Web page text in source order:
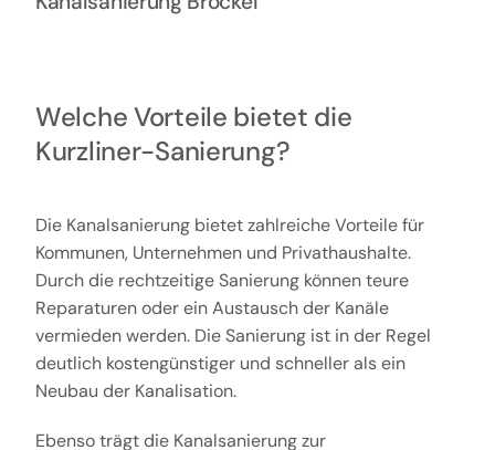
Welche Vorteile bietet die
Kurzliner-Sanierung?
Die Kanalsanierung bietet zahlreiche Vorteile für
Kommunen, Unternehmen und Privathaushalte.
Durch die rechtzeitige Sanierung können teure
Reparaturen oder ein Austausch der Kanäle
vermieden werden. Die Sanierung ist in der Regel
deutlich kostengünstiger und schneller als ein
Neubau der Kanalisation.
Ebenso trägt die Kanalsanierung zur